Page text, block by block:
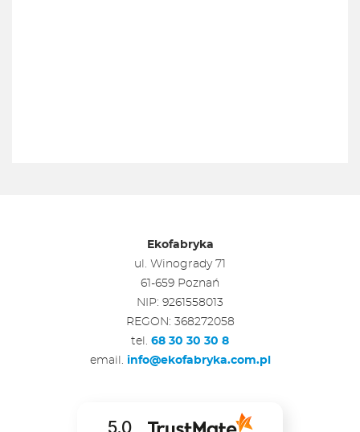
Ekofabryka
ul. Winogrady 71
61-659 Poznań
NIP: 9261558013
REGON: 368272058
tel. 68 30 30 30 8
email. info@ekofabryka.com.pl
5.0